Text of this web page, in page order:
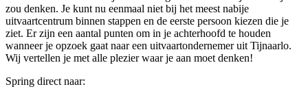
zou denken. Je kunt nu eenmaal niet bij het meest nabije
uitvaartcentrum binnen stappen en de eerste persoon kiezen die je
ziet. Er zijn een aantal punten om in je achterhoofd te houden
wanneer je opzoek gaat naar een uitvaartondernemer uit Tijnaarlo.
Wij vertellen je met alle plezier waar je aan moet denken!
Spring direct naar: